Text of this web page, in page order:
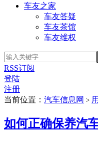
车友之家
车友答疑
车友茶馆
车友维权
RSS订阅
登陆
注册
当前位置： 汽车信息网 >
如何正确保养汽